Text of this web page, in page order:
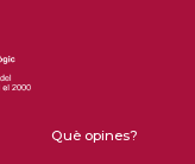
Què opines?